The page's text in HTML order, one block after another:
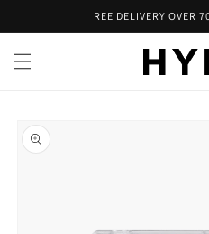
REE DELIVERY OVER
product
information